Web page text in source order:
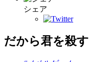
シェア
だから君を殺す